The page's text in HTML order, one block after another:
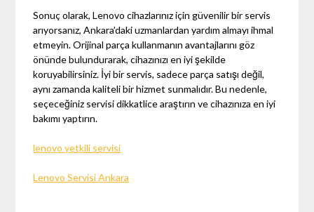
Sonuç olarak, Lenovo cihazlarınız için güvenilir bir servis
arıyorsanız, Ankara’daki uzmanlardan yardım almayı ihmal
etmeyin. Orijinal parça kullanmanın avantajlarını göz
önünde bulundurarak, cihazınızı en iyi şekilde
koruyabilirsiniz. İyi bir servis, sadece parça satışı değil,
aynı zamanda kaliteli bir hizmet sunmalıdır. Bu nedenle,
seçeceğiniz servisi dikkatlice araştırın ve cihazınıza en iyi
bakımı yaptırın.
lenovo yetkili servisi
Lenovo Servisi Ankara